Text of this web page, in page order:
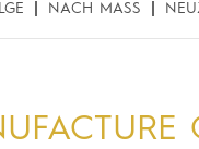
NACH MASS